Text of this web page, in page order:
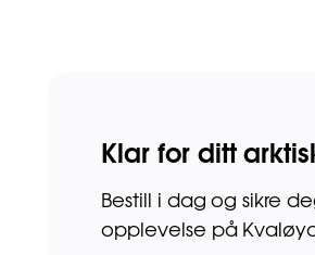
Klar for ditt
Bestill i dag og sikre
opplevelse på